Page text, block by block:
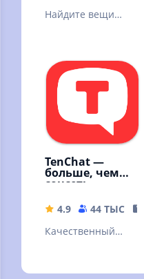
Найдите вещи
городе и
поделитесь
своими!
TenChat —
больше, чем
соцсеть
4.9 44 ТЫС
Качественный